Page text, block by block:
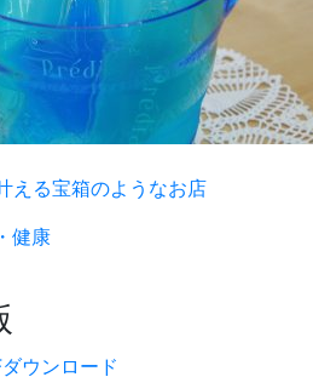
える宝箱のようなお店
健康